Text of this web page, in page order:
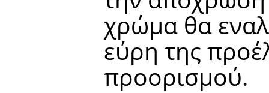
χρώμα θα
εύρη της
προορισμού.